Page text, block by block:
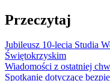
Przeczytaj
Jubileusz 10-lecia Studia
Świętokrzyskim
Wiadomości z ostatniej
Spotkanie dotyczące